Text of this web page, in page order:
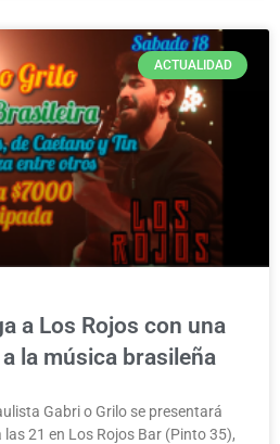
ACTUALIDAD
a Los Rojos con una
la música brasileña
Gabri o Grilo se presentará
21 en Los Rojos Bar (Pinto 35),